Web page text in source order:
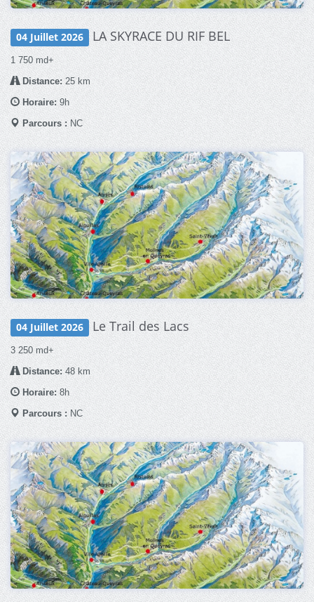
04 Juillet 2026 LA SKYRACE DU RIF BEL
1 750 md+
Distance:25 km
Horaire:9h
Parcours :NC
04 Juillet 2026 Le Trail des Lacs
3 250 md+
Distance:48 km
Horaire:8h
Parcours :NC